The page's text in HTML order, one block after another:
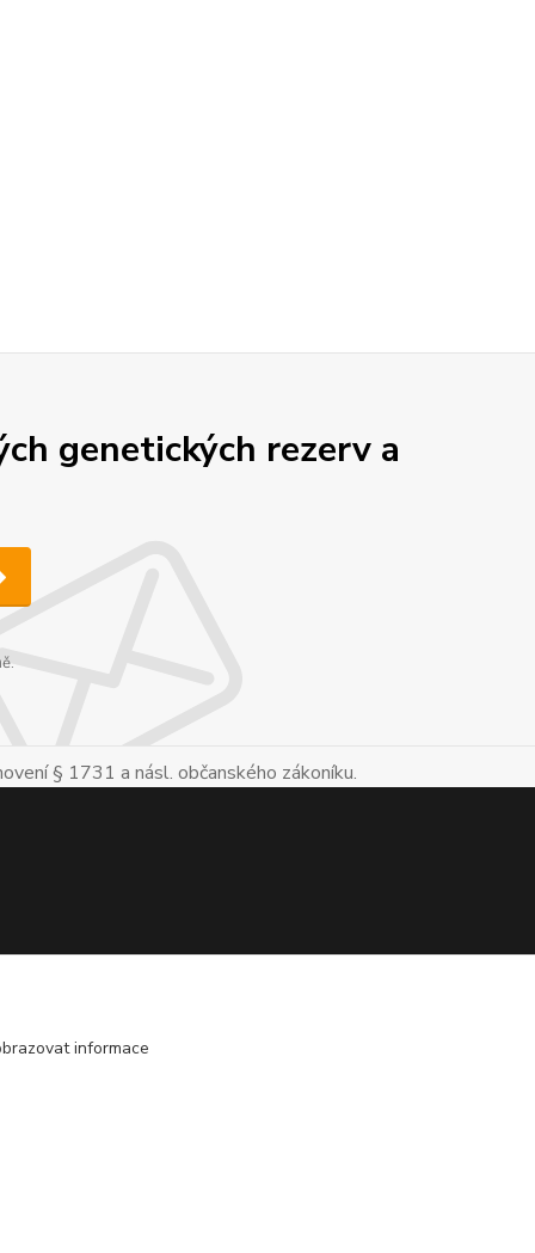
genetických rezerv a
§ 1731 a násl. občanského zákoníku.
informace